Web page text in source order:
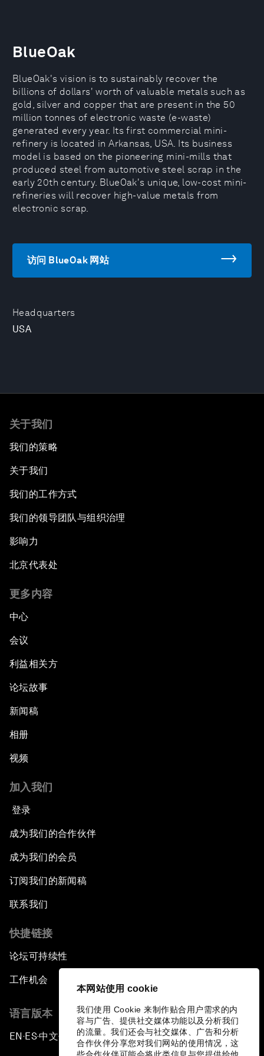
本网站使用 cookie
我们使用 Cookie 来制作贴合用户需求的内
容与广告、提供社交媒体功能以及分析我们
的流量。我们还会与社交媒体、广告和分析
合作伙伴分享您对我们网站的使用情况，这
Headquarters
USA
BlueOak
BlueOak's vision is to sustainably recover the
billions of dollars' worth of valuable metals such as
gold, silver and copper that are present in the 50
million tonnes of electronic waste (e-waste)
generated every year. Its first commercial mini-
refinery is located in Arkansas, USA. Its business
model is based on the pioneering mini-mills that
produced steel from automotive steel scrap in the
early 20th century. BlueOak's unique, low-cost mini-
refineries will recover high-value metals from
electronic scrap.
访问 BlueOak 网站
关于我们
我们的策略
关于我们
我们的工作方式
我们的领导团队与组织治理
影响力
北京代表处
更多内容
中心
会议
利益相关方
论坛故事
新闻稿
相册
视频
加入我们
登录
成为我们的合作伙伴
成为我们的会员
订阅我们的新闻稿
联系我们
快捷链接
论坛可持续性
工作机会
语言版本
EN ▪ES▪中文▪ 日本語